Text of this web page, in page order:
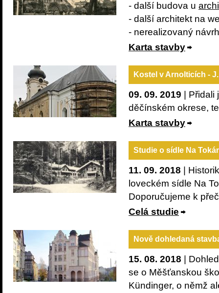
- další budova u
- další architekt na
- nerealizovaný
Karta stavby
Kostel v Arnolticích -
09. 09. 2019 |
děčínském okrese,
Karta stavby
Studie o sídle Na
11. 09. 2018 |
loveckém sídle Na
Doporučujeme k
Celá studie
Nově dohledaná
15. 08. 2018 |
se o Měšťanskou
Kündinger, o němž